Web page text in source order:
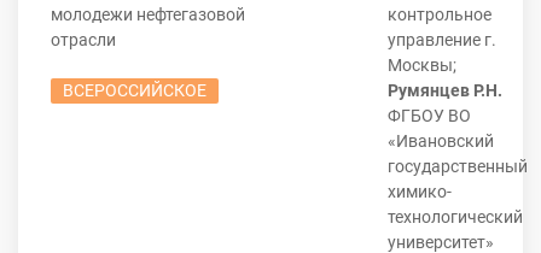
молодежи нефтегазовой
отрасли
ВСЕРОССИЙСКОЕ
контрольное
управление г.
Москвы;
Румянцев Р.Н.
ФГБОУ ВО
«Ивановский
государственный
химико-
технологический
университет»